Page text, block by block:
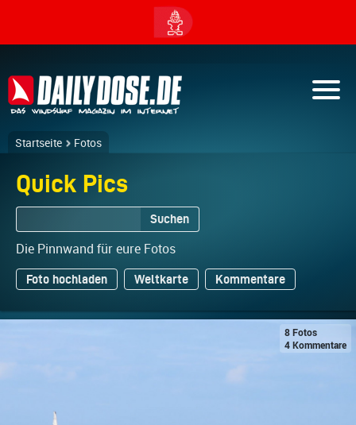
Startseite Fotos
Quick Pics
Suchen
Die Pinnwand für eure Fotos
Foto hochladen Weltkarte Kommentare
8 Fotos
4 Kommentare